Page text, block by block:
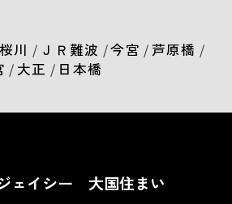
桜川 / ＪＲ難波 /今宮 / 芦原橋 /
/ 大正 / 日本橋
ェイシー 大国住まい